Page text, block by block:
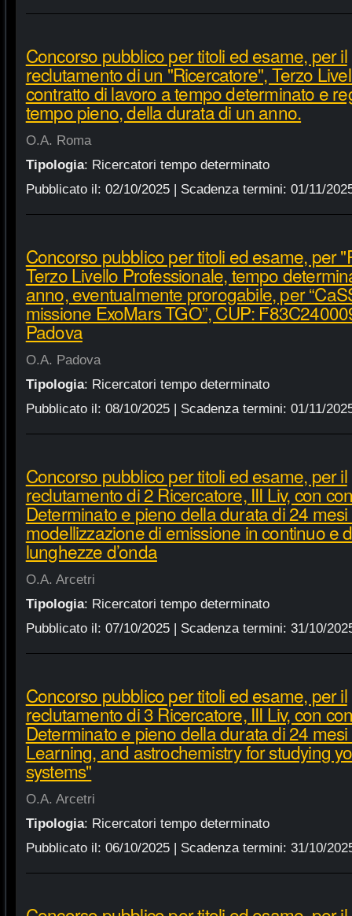
Concorso pubblico per titoli ed esame, per il
reclutamento di un "Ricercatore", Terzo
contratto di lavoro a tempo determinato e
tempo pieno, della durata di un anno.
O.A. Roma
Tipologia: Ricercatori tempo determinato
Pubblicato il: 02/10/2025| Scadenza termini: 01/11/
Concorso pubblico per titoli ed esame, per
Terzo Livello Professionale, tempo
anno, eventualmente prorogabile, per
missione ExoMars TGO”, CUP:
Padova
O.A. Padova
Tipologia: Ricercatori tempo determinato
Pubblicato il: 08/10/2025| Scadenza termini: 01/11/
Concorso pubblico per titoli ed esame, per il
reclutamento di 2 Ricercatore, III Liv, con
Determinato e pieno della durata di 24
modellizzazione di emissione in continuo e
lunghezze d’onda
O.A. Arcetri
Tipologia: Ricercatori tempo determinato
Pubblicato il: 07/10/2025| Scadenza termini: 31/10/
Concorso pubblico per titoli ed esame, per il
reclutamento di 3 Ricercatore, III Liv, con
Determinato e pieno della durata di 24
Learning, and astrochemistry for studying
systems"
O.A. Arcetri
Tipologia: Ricercatori tempo determinato
Pubblicato il: 06/10/2025| Scadenza termini: 31/10/